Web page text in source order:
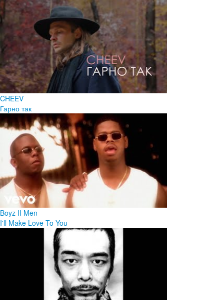
CHEEV
Гарно так
Boyz II Men
I'll Make Love To You